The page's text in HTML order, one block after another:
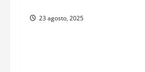
23 agosto, 2025